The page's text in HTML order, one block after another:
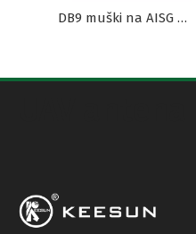
DB9 muški na AISG ženski električni podesivi antenski upravljački kabel